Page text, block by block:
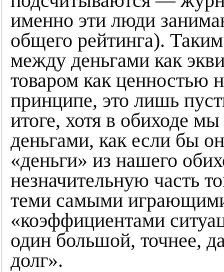
именно эти люди
общего рейтинга).
между деньгами как
товаром как ценностью
принципе, это лишь
итоге, хотя в обиходе
деньгами, как если бы
«деньги» из нашего
незначительную часть
теми самыми
«коэффициентами
один большой, точнее,
долг».